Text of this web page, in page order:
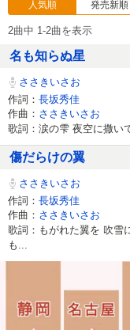
人気順 発売新順
2曲中 1-2曲を表示
名も知らぬ星
ささきいさお
作詞： 長坂秀佳
作曲： ささきいさお
歌詞：涙の雫 夜空に撒い
傷だらけの翼
ささきいさお
作詞： 長坂秀佳
作曲： ささきいさお
歌詞：もがれた翼を 吹雪
も...